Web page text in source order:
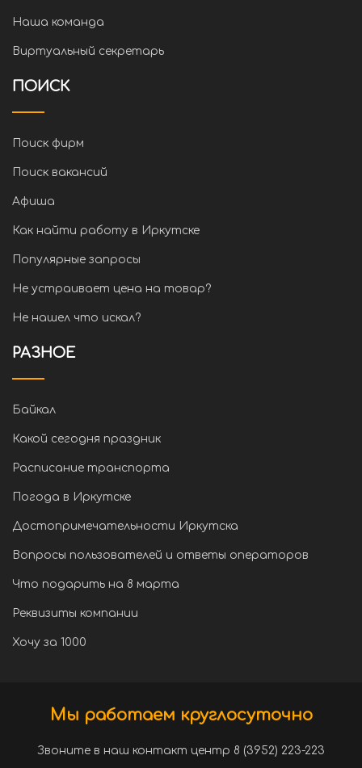
Наша команда
Виртуальный секретарь
ПОИСК
Поиск фирм
Поиск вакансий
Афиша
Как найти работу в Иркутске
Популярные запросы
Не устраивает цена на товар?
Не нашел что искал?
РАЗНОЕ
Байкал
Какой сегодня праздник
Расписание транспорта
Погода в Иркутске
Достопримечательности Иркутска
Вопросы пользователей и ответы операторов
Что подарить на 8 марта
Реквизиты компании
Хочу за 1000
Мы работаем круглосуточно
Звоните в наш контакт центр 8 (3952) 223-223